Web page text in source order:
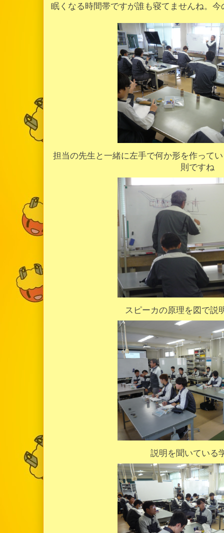
眠くなる時間帯ですが誰も寝てませんね。今
担当の先生と一緒に左手で何か形を作って
則ですね
スピーカの原理を図で説
説明を聞いている